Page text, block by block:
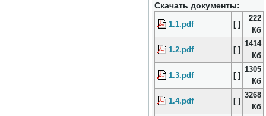
Скачать документы:
1.1.pdf [ ]
222
Кб
1.2.pdf [ ]
1414
Кб
1.3.pdf [ ]
1305
Кб
1.4.pdf [ ]
3268
Кб